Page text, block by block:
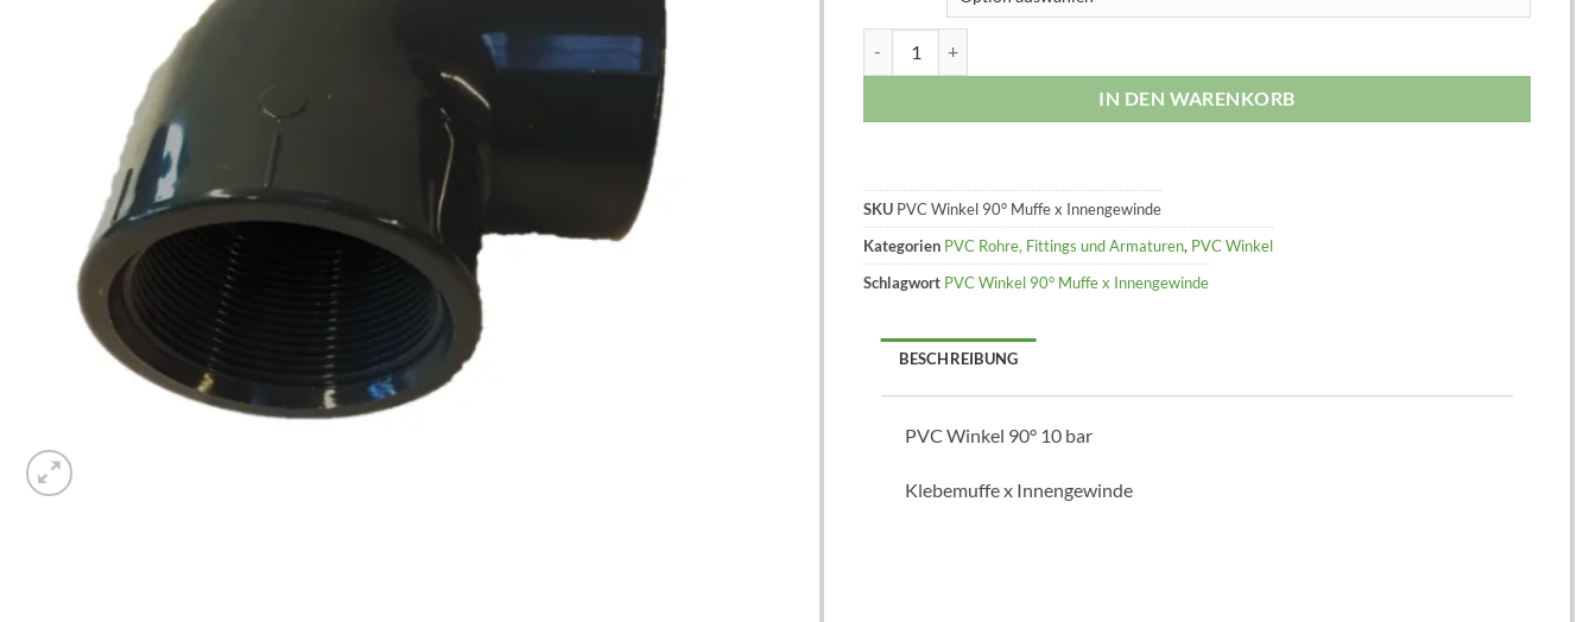
IN DEN WARENKORB
SKU PVC Winkel 90° Muffe x Innengewinde
Kategorien PVC Rohre, Fittings und Armaturen, PVC Winkel
Schlagwort PVC Winkel 90° Muffe x Innengewinde
BESCHREIBUNG
PVC Winkel 90° 10 bar
Klebemuffe x Innengewinde